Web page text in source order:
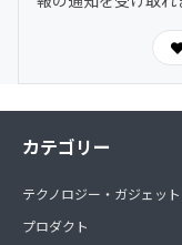
カテゴリー
テクノロジー・ガジェット
プロダクト